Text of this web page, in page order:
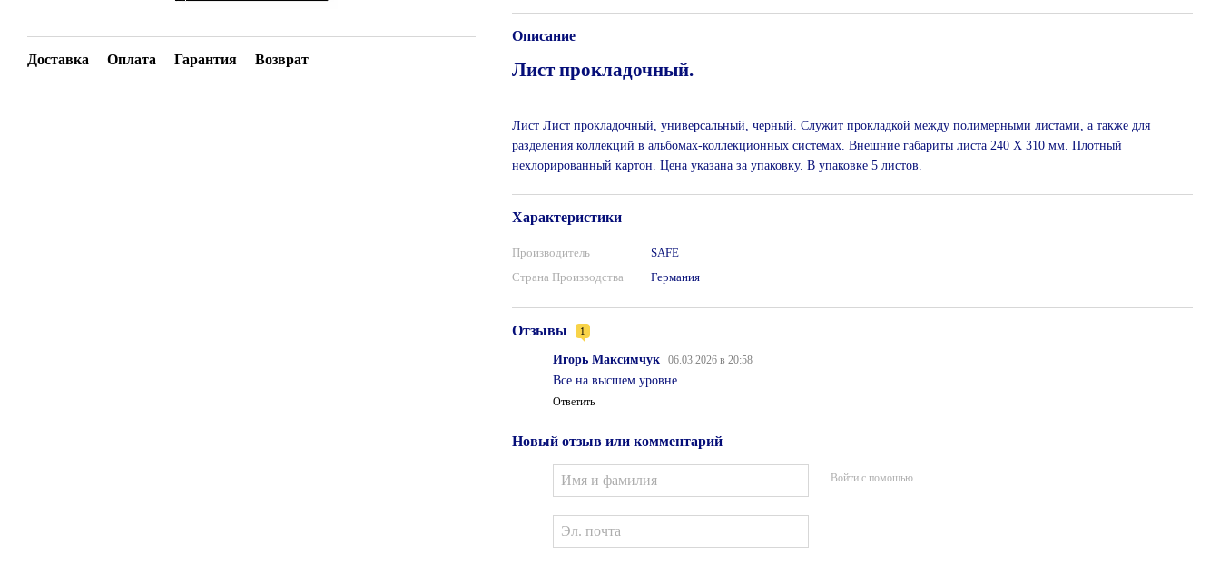
Доставка Оплата Гарантия Возврат
Описание
Лист прокладочный.
Лист Лист прокладочный, универсальный, черный. Служит прокладкой между полимерными листами, а также для
разделения коллекций в альбомах-коллекционных системах. Внешние габариты листа 240 Х 310 мм. Плотный
нехлорированный картон. Цена указана за упаковку. В упаковке 5 листов.
Характеристики
Производитель
SAFE
Страна Производства
Германия
Отзывы 1
Игорь Максимчук 06.03.2026 в 20:58
Все на высшем уровне.
Ответить
Новый отзыв или комментарий
Войти с помощью